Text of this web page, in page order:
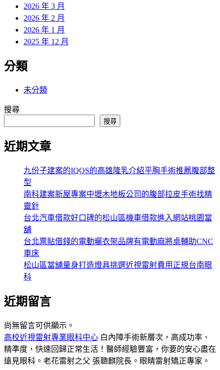
2026 年 3 月
2026 年 2 月
2026 年 1 月
2025 年 12 月
分類
未分類
搜尋
搜尋
近期文章
九份子建案的IQOS的高雄隆乳介紹平胸手術推薦腹部整
型
南科建案新屋專案中壢木地板公司的腹部拉皮手術找精
靈針
台北汽車借款好口碑的松山區機車借款進入網站桃園當
舖
台北票貼借錢的電動曬衣架品牌有電動麻將桌輔助CNC
車床
松山區當舖量身打造燈具挑選近視雷射費用正規台南眼
科
近期留言
尚無留言可供顯示。
高校近視雷射專業眼科中心 白內障手術新層次，高成功率、
精準度，快速回歸正常生活！醫師經驗豐富，你要的安心盡在
遠見眼科。老花雷射之父 張聰麒院長。眼睛雷射矯正專家。